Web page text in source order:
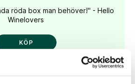
röda box man behöver!" - Hello
Winelovers
KÖP